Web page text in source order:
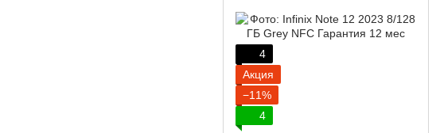
4
Акция
−11%
4